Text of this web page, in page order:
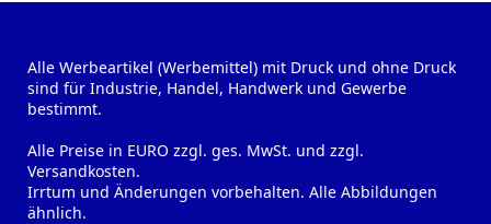
Alle Werbeartikel (Werbemittel) mit Druck und ohne Druck
sind für Industrie, Handel, Handwerk und Gewerbe
bestimmt.
Alle Preise in EURO zzgl. ges. MwSt. und zzgl.
Versandkosten.
Irrtum und Änderungen vorbehalten. Alle Abbildungen
ähnlich.